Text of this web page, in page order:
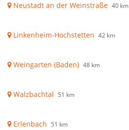
Neustadt an der Weinstraße 40 km
Linkenheim-Hochstetten 42 km
Weingarten (Baden) 48 km
Walzbachtal 51 km
Erlenbach 51 km